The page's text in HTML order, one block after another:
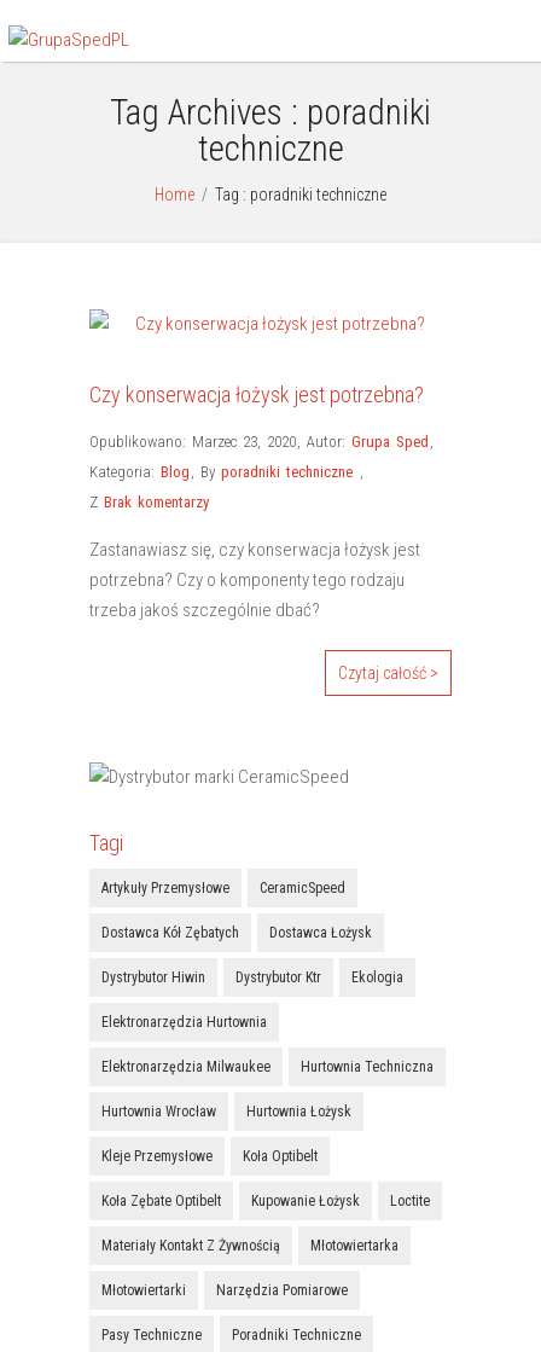
Tag Archives : poradniki
techniczne
Home / Tag : poradniki techniczne
Czy konserwacja łożysk jest potrzebna?
Opublikowano: Marzec 23, 2020, Autor: Grupa Sped ,
Kategoria: Blog , By poradniki techniczne ,
Z Brak komentarzy
Zastanawiasz się, czy konserwacja łożysk jest
potrzebna? Czy o komponenty tego rodzaju
trzeba jakoś szczególnie dbać?
Czytaj całość >
Tagi
Artykuły Przemysłowe CeramicSpeed
Dostawca Kół Zębatych Dostawca Łożysk
Dystrybutor Hiwin Dystrybutor Ktr Ekologia
Elektronarzędzia Hurtownia
Elektronarzędzia Milwaukee Hurtownia Techniczna
Hurtownia Wrocław Hurtownia Łożysk
Kleje Przemysłowe Koła Optibelt
Koła Zębate Optibelt Kupowanie Łożysk Loctite
Materiały Kontakt Z Żywnością Młotowiertarka
Młotowiertarki Narzędzia Pomiarowe
Pasy Techniczne Poradniki Techniczne